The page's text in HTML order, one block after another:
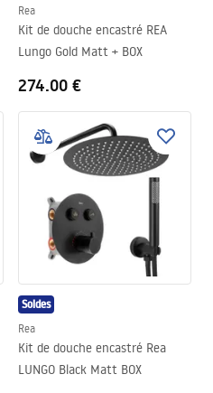
Rea
Kit de douche encastré REA
Lungo Gold Matt + BOX
274.00 €
Soldes
Rea
Kit de douche encastré Rea
LUNGO Black Matt BOX